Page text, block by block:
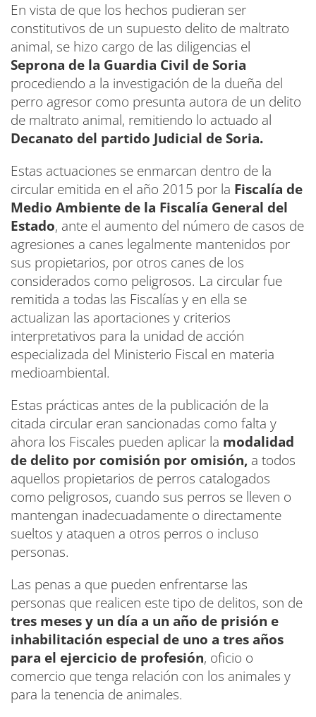
En vista de que los hechos pudieran ser
constitutivos de un supuesto delito de maltrato
animal, se hizo cargo de las diligencias el
Seprona de la Guardia Civil de Soria
procediendo a la investigación de la dueña del
perro agresor como presunta autora de un delito
de maltrato animal, remitiendo lo actuado al
Decanato del partido Judicial de Soria.
Estas actuaciones se enmarcan dentro de la
circular emitida en el año 2015 por la Fiscalía de
Medio Ambiente de la Fiscalía General del
Estado, ante el aumento del número de casos de
agresiones a canes legalmente mantenidos por
sus propietarios, por otros canes de los
considerados como peligrosos. La circular fue
remitida a todas las Fiscalías y en ella se
actualizan las aportaciones y criterios
interpretativos para la unidad de acción
especializada del Ministerio Fiscal en materia
medioambiental.
Estas prácticas antes de la publicación de la
citada circular eran sancionadas como falta y
ahora los Fiscales pueden aplicar la modalidad
de delito por comisión por omisión, a todos
aquellos propietarios de perros catalogados
como peligrosos, cuando sus perros se lleven o
mantengan inadecuadamente o directamente
sueltos y ataquen a otros perros o incluso
personas.
Las penas a que pueden enfrentarse las
personas que realicen este tipo de delitos, son de
tres meses y un día a un año de prisión e
inhabilitación especial de uno a tres años
para el ejercicio de profesión, oficio o
comercio que tenga relación con los animales y
para la tenencia de animales.